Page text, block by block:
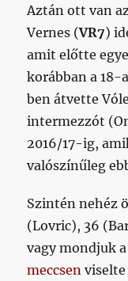
Aztán ott van
Vernes (VR7)
amit előtte
korábban a 18-
ben átvette
intermezzót
2016/17-ig,
valószínűleg
Szintén nehéz
(Lovric), 36
vagy mondjuk
meccsen